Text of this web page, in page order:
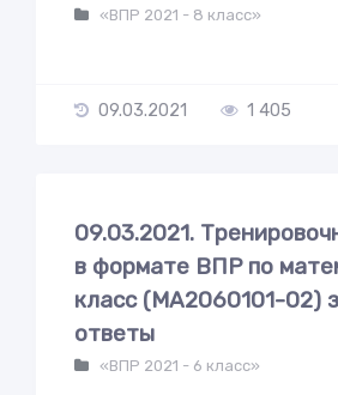
«ВПР 2021 - 8 класс»
09.03.2021 1 405
09.03.2021.
в формате ВПР по
класс (МА2060101-02)
ответы
«ВПР 2021 - 6 класс»